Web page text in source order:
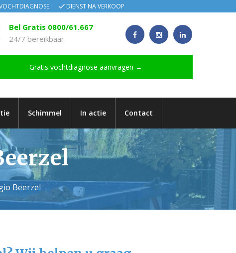
DIENST NA VERKOOP
Bel Gratis 0800/61.667
24/7 bereikbaar
Gratis vochtdiagnose aanvragen →
Schimmel In actie Contact
Beerzel